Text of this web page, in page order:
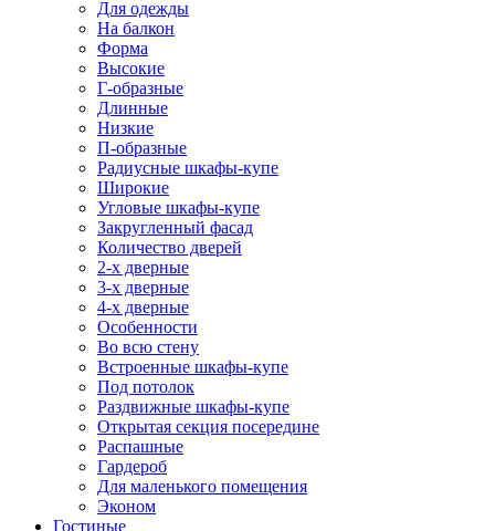
Для одежды
На балкон
Форма
Высокие
Г-образные
Длинные
Низкие
П-образные
Радиусные шкафы-купе
Широкие
Угловые шкафы-купе
Закругленный фасад
Количество дверей
2-х дверные
3-х дверные
4-х дверные
Особенности
Во всю стену
Встроенные шкафы-купе
Под потолок
Раздвижные шкафы-купе
Открытая секция посередине
Распашные
Гардероб
Для маленького помещения
Эконом
Гостиные